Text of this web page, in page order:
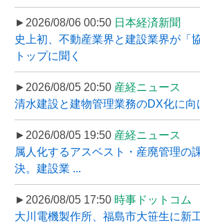
►2026/08/06 00:50 日本経済新聞
史上初、不動産業界と建設業界が「
トップに聞く
►2026/08/05 20:50 産経ニュース
清水建設と建物管理業務のDX化に
►2026/08/05 19:50 産経ニュース
属人化するアスベスト・産廃管理の
決。建設業 ...
►2026/08/05 17:50 時事ドットコム
大川電機製作所、福島市大笹生に新